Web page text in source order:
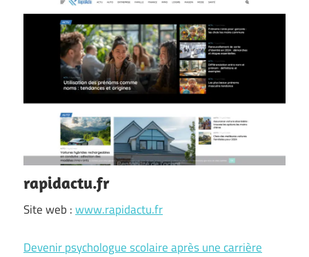
rapidactu.fr
Site web :www.rapidactu.fr
Devenir psychologue scolaire après une carrière